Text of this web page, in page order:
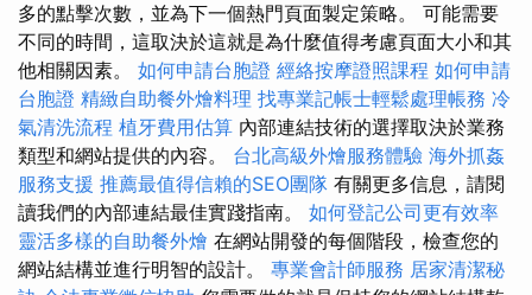
多的點擊次數，並為下一個熱門頁面製定策略。 可能需要
不同的時間，這取決於這就是為什麼值得考慮頁面大小和其
他相關因素。 如何申請台胞證 經絡按摩證照課程 如何申請
台胞證 精緻自助餐外燴料理 找專業記帳士輕鬆處理帳務 冷
氣清洗流程 植牙費用估算 內部連結技術的選擇取決於業務
類型和網站提供的內容。 台北高級外燴服務體驗 海外抓姦
服務支援 推薦最值得信賴的SEO團隊 有關更多信息，請閱
讀我們的內部連結最佳實踐指南。 如何登記公司更有效率
靈活多樣的自助餐外燴 在網站開發的每個階段，檢查您的
網站結構並進行明智的設計。 專業會計師服務 居家清潔秘